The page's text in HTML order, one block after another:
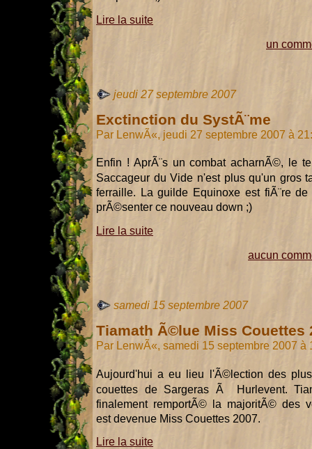
Lire la suite
un
jeudi 27 septembre 2007
Exctinction du SystÃ¨me
Par LenwÃ«, jeudi 27 septembre 2007 à
Enfin ! AprÃ¨s un combat acharnÃ©, le
Saccageur du Vide n'est plus qu'un gros
ferraille. La guilde Equinoxe est fiÃ¨re de
prÃ©senter ce nouveau down ;)
Lire la suite
aucun
samedi 15 septembre 2007
Tiamath Ã©lue Miss Couettes
Par LenwÃ«, samedi 15 septembre 2007 à
Aujourd'hui a eu lieu l'Ã©lection des
couettes de Sargeras Ã Hurlevent.
finalement remportÃ© la majoritÃ© des
est devenue Miss Couettes 2007.
Lire la suite